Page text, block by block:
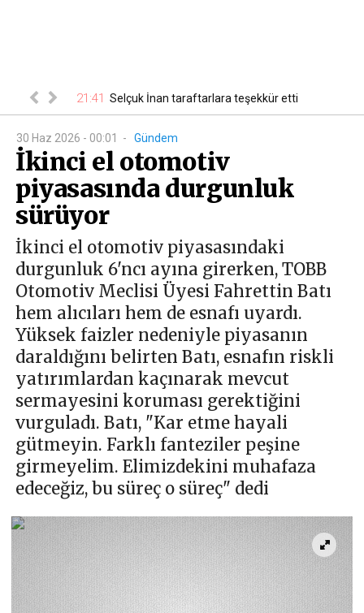
belli oldu 21:41 Selçuk İnan taraftarlara teşekkür etti
30 Haz 2026 - 00:01 - Gündem
İkinci el otomotiv
piyasasında durgunluk
sürüyor
İkinci el otomotiv piyasasındaki
durgunluk 6'ncı ayına girerken, TOBB
Otomotiv Meclisi Üyesi Fahrettin Batı
hem alıcıları hem de esnafı uyardı.
Yüksek faizler nedeniyle piyasanın
daraldığını belirten Batı, esnafın riskli
yatırımlardan kaçınarak mevcut
sermayesini koruması gerektiğini
vurguladı. Batı, "Kar etme hayali
gütmeyin. Farklı fanteziler peşine
girmeyelim. Elimizdekini muhafaza
edeceğiz, bu süreç o süreç" dedi